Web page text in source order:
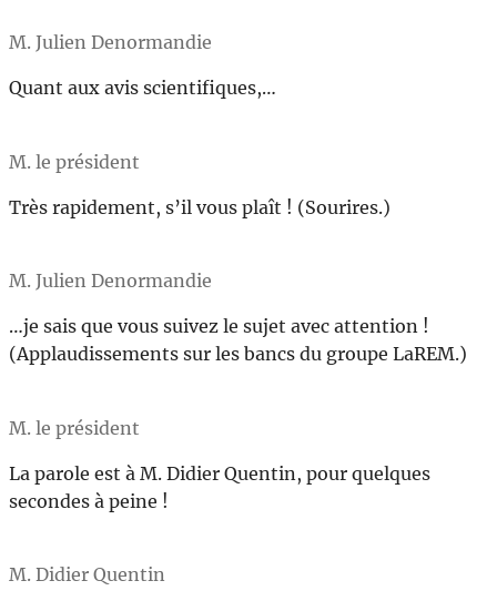
M. Julien Denormandie
Quant aux avis scientifiques,…
M. le président
Très rapidement, s’il vous plaît ! (Sourires.)
M. Julien Denormandie
…je sais que vous suivez le sujet avec attention !
(Applaudissements sur les bancs du groupe LaREM.)
M. le président
La parole est à M. Didier Quentin, pour quelques
secondes à peine !
M. Didier Quentin